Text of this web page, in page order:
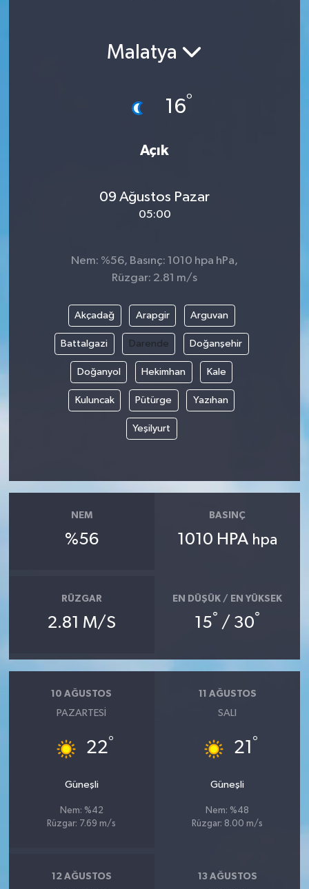
Malatya
16°
Açık
09 Ağustos Pazar
05:00
Nem: %56, Basınç: 1010 hpa hPa,
Rüzgar: 2.81 m/s
Akçadağ Arapgir Arguvan
Battalgazi Darende Doğanşehir
Doğanyol Hekimhan Kale
Kuluncak Pütürge Yazıhan
Yeşilyurt
NEM
%56
BASINÇ
1010 HPA hpa
RÜZGAR
2.81 M/S
EN DÜŞÜK / EN YÜKSEK
15° / 30°
10 AĞUSTOS
PAZARTESI
22°
Güneşli
Nem: %42
Rüzgar: 7.69 m/s
11 AĞUSTOS
SALI
21 °
Güneşli
Nem: %48
Rüzgar: 8.00 m/s
12 AĞUSTOS 13 AĞUSTOS